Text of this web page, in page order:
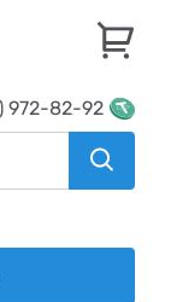
972-82-92